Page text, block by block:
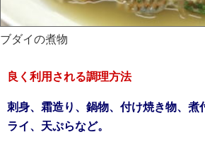
ブダイの煮物
良く利用される調理方法
刺身、霜造り、鍋物、付け焼き物、煮
ライ、天ぷらなど。